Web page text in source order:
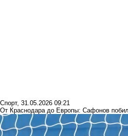
Спорт, 31.05.2026 09:21
От Краснодара до Европы: Сафонов